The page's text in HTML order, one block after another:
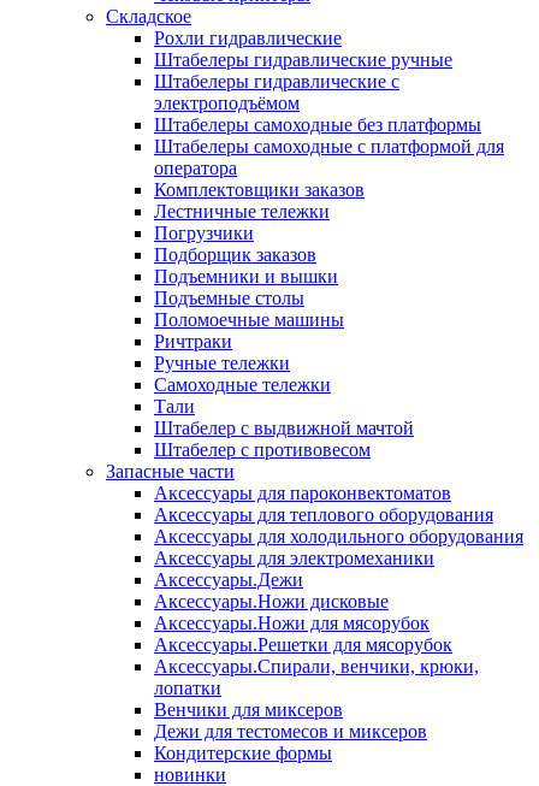
Складское
Рохли гидравлические
Штабелеры гидравлические ручные
Штабелеры гидравлические с
электроподъёмом
Штабелеры самоходные без платформы
Штабелеры самоходные с платформой для
оператора
Комплектовщики заказов
Лестничные тележки
Погрузчики
Подборщик заказов
Подъемники и вышки
Подъемные столы
Поломоечные машины
Ричтраки
Ручные тележки
Самоходные тележки
Тали
Штабелер с выдвижной мачтой
Штабелер с противовесом
Запасные части
Аксессуары для пароконвектоматов
Аксессуары для теплового оборудования
Аксессуары для холодильного оборудования
Аксессуары для электромеханики
Аксессуары.Дежи
Аксессуары.Ножи дисковые
Аксессуары.Ножи для мясорубок
Аксессуары.Решетки для мясорубок
Аксессуары.Спирали, венчики, крюки,
лопатки
Венчики для миксеров
Дежи для тестомесов и миксеров
Кондитерские формы
новинки